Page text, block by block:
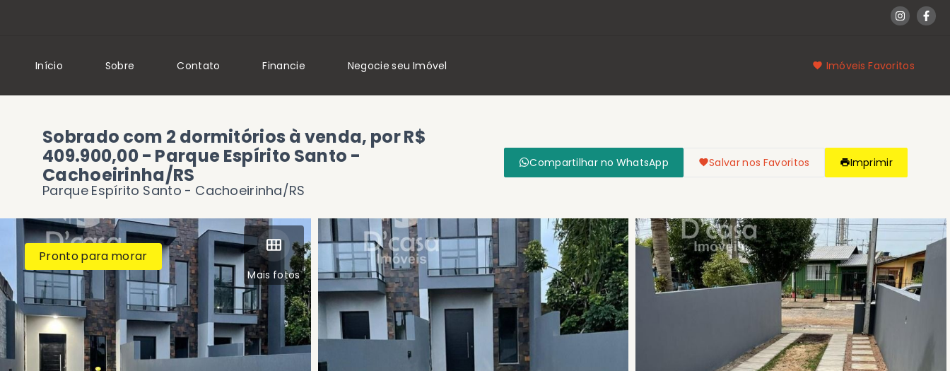
Início Sobre Contato Financie Negocie seu Imóvel Imóveis Favoritos
Sobrado com 2 dormitórios à venda, por R$
409.900,00 - Parque Espírito Santo -
Cachoeirinha/RS
Parque Espírito Santo - Cachoeirinha/RS
Compartilhar no WhatsApp Salvar nos Favoritos Imprimir
Mais fotos
Pronto para morar